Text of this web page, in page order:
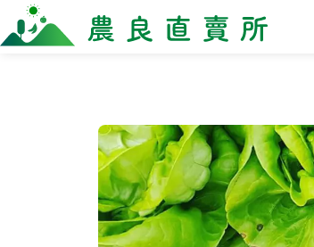
當季優質水果專區
鳳梨專區
柚子專區
禮盒專區
新鮮蔬菜